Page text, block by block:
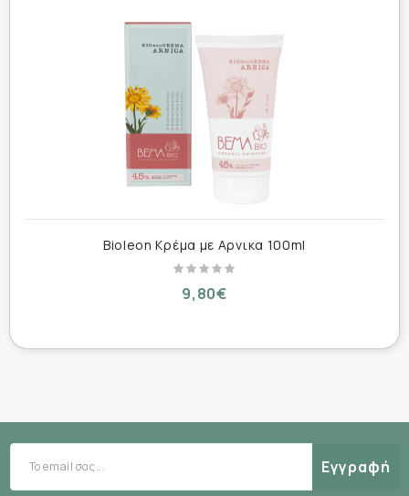
Απλώνετε μικρή ποσότητα με απαλό μασάζ
μέχρι να απορροφηθεί πλήρως.
Προφυλάξεις:
Αποφύγετε την επαφή με τα μάτια. Να μην
εφαρμόζεται σε ανοιχτές πληγές.
Bioleon Κρέμα με Αρνικα 100ml
9,80€
Εγγραφή